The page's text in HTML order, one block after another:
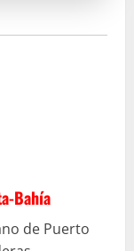
Bahía
de Puerto